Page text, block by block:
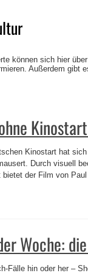
können sich hier
Außerdem gibt
Kinostart hat
Durch visuell
der Film von
Woche:
Fälle hin oder her –